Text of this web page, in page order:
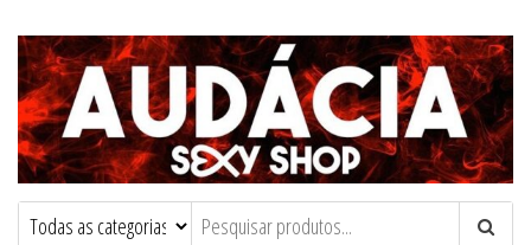
Audacia Sexy Shop